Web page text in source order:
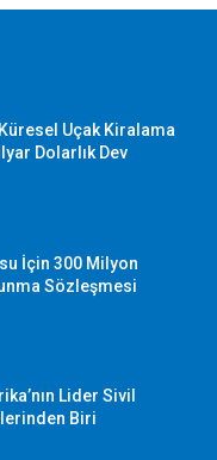
Küresel Uçak Kiralama
Dolarlık Dev
İçin 300 Milyon
Sözleşmesi
Lider Sivil
Biri